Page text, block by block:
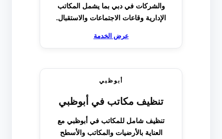
والشركات في دبي بما يشمل المكاتب
الإدارية وقاعات الاجتماعات والاستقبال.
عرض الخدمة
أبوظبي
تنظيف مكاتب في أبوظبي
تنظيف شامل للمكاتب في أبوظبي مع
العناية بالأرضيات والمكاتب والأسطح